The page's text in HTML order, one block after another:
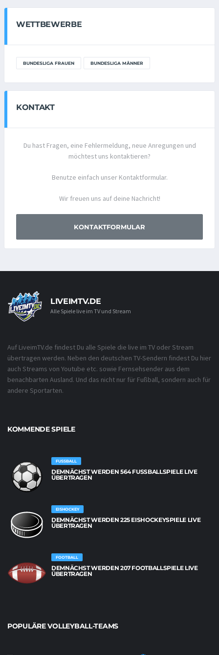
WETTBEWERBE
BUNDESLIGA FRAUEN BUNDESLIGA MÄNNER
KONTAKT
Du hast Fragen, eine Fehlermeldung, neue Anregungen und
möchtest uns kontaktieren?
Benutze einfach unser Kontaktformular.
Wir freuen uns auf deine Nachricht!
KONTAKTFORMULAR
LIVEIMTV.DE
Alle Spiele live im TV und Stream
Auf LiveimTV.de findest Du alle Spiele die live im TV oder Stream
übertragen werden. Neben den deutschen TV-Sendern findest Du hier
auch Streams von Youtube etc. sowie Fernsehsender aus dem
benachbarten Ausland. Und das nicht nur für Fußball, sondern auch für
andere Sportarten.
KOMMENDE SPIELE
FUSSBALL
DEMNÄCHST WERDEN 564 FUSSBALLSPIELE LIVE Ü
BERTRAGEN
EISHOCKEY
DEMNÄCHST WERDEN 225 EISHOCKEYSPIELE LIVE
ÜBERTRAGEN
FOOTBALL
DEMNÄCHST WERDEN 207 FOOTBALLSPIELE LIVE
ÜBERTRAGEN
POPULÄRE VOLLEYBALL-TEAMS